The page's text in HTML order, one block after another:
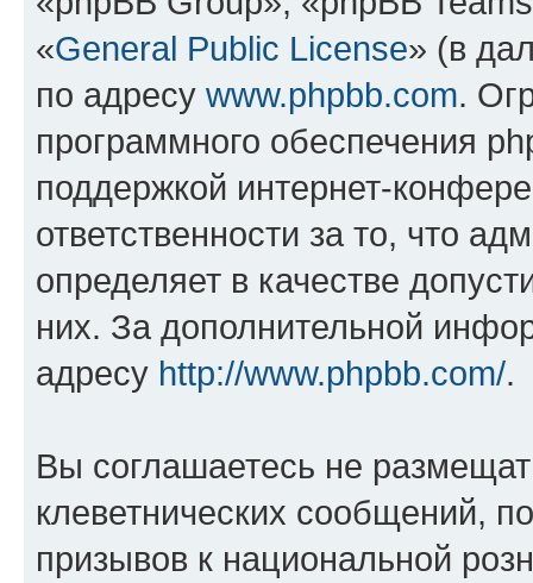
«General Public License» (в
по адресу www.phpbb.com.
программного обеспечения
поддержкой интернет-
ответственности за то, что
определяет в качестве
них. За дополнительной
адресу http://www.phpbb.com/.
Вы соглашаетесь не
клеветнических сообщений,
призывов к национальной